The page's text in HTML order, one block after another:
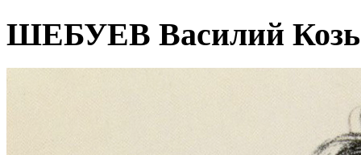
ШЕБУЕВ Василий